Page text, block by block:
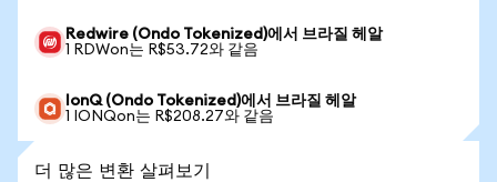
Redwire (Ondo Tokenized)에서 브라질 헤알
1 RDWon는 R$53.72와 같음
IonQ (Ondo Tokenized)에서 브라질 헤알
1 IONQon는 R$208.27와 같음
더 많은 변환 살펴보기